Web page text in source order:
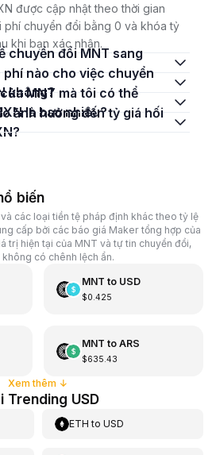
được cập nhật theo thời gian
phí chuyển đổi bằng 0 và khóa tỷ
khi bạn xác nhận.
không?
là bao nhiêu?
biến
các loại tiền tệ pháp định khác theo tỷ lệ
cấp bởi các báo giá Maker tổng hợp của
trị hiện tại của MNT và tự tin chuyển đổi,
có chênh lệch ẩn.
MNT to USD
$0.425
MNT to ARS
$635.43
Xem thêm ↓
Trending USD
ETH toUSD